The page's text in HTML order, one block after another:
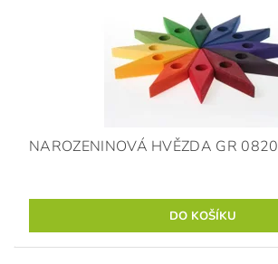
NAROZENINOVÁ HVĚZDA GR 0820